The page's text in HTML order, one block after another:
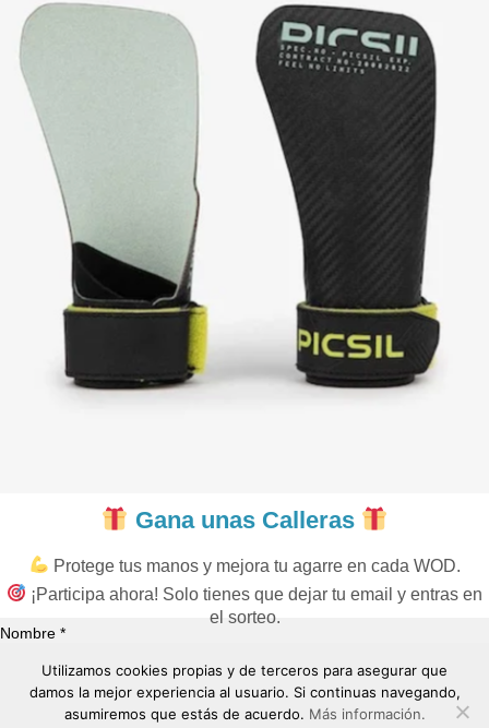
Gana unas Calleras
Protege tus manos y mejora tu agarre en cada WOD.
¡Participa ahora! Solo tienes que dejar tu email y entras en
el sorteo.
Nombre *
Correo Electrónico *
Utilizamos cookies propias y de terceros para asegurar que
damos la mejor experiencia al usuario. Si continuas navegando,
asumiremos que estás de acuerdo. Más información.